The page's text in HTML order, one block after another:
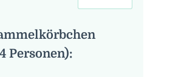
Personen):